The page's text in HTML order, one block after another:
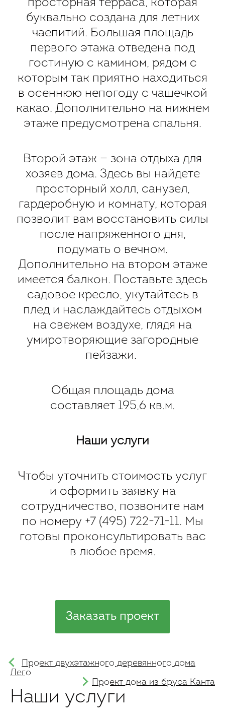
просторная терраса, которая
буквально создана для летних
чаепитий. Большая площадь
первого этажа отведена под
гостиную с камином, рядом с
которым так приятно находиться
в осеннюю непогоду с чашечкой
какао. Дополнительно на нижнем
этаже предусмотрена спальня.
Второй этаж — зона отдыха для
хозяев дома. Здесь вы найдете
просторный холл, санузел,
гардеробную и комнату, которая
позволит вам восстановить силы
после напряженного дня,
подумать о вечном.
Дополнительно на втором этаже
имеется балкон. Поставьте здесь
садовое кресло, укутайтесь в
плед и наслаждайтесь отдыхом
на свежем воздухе, глядя на
умиротворяющие загородные
пейзажи.
Общая площадь дома
составляет 195,6 кв.м.
Наши услуги
Чтобы уточнить стоимость услуг
и оформить заявку на
сотрудничество, позвоните нам
по номеру +7 (495) 722-71-11. Мы
готовы проконсультировать вас
в любое время.
Заказать проект
Проект двухэтажного деревянного дома
Лего
Проект дома из бруса Канта
Наши услуги